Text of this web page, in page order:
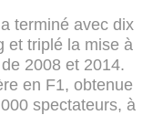
terminé avec dix
et triplé la mise à
2008 et 2014.
en F1, obtenue
spectateurs, à